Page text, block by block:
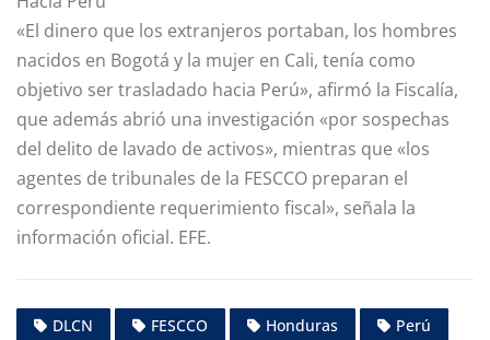
«El dinero que los extranjeros portaban, los hombres
nacidos en Bogotá y la mujer en Cali, tenía como
objetivo ser trasladado hacia Perú», afirmó la Fiscalía,
que además abrió una investigación «por sospechas
del delito de lavado de activos», mientras que «los
agentes de tribunales de la FESCCO preparan el
correspondiente requerimiento fiscal», señala la
información oficial. EFE.
DLCN FESCCO Honduras
Perú